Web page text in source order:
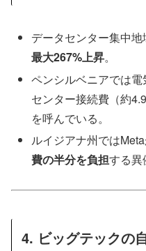
データセンター集中
最大267%上昇。
ペンシルベニアでは
センター接続費（約
を呼んでいる。
ルイジアナ州では
費の半分を負担する異
4. ビッグテックの